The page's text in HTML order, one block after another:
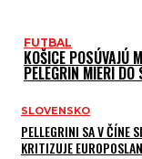
FUTBAL
KOŠICE POSÚVAJÚ
PELEGRIN MIERI DO
SLOVENSKO
PELLEGRINI SA V ČÍNE
KRITIZUJE